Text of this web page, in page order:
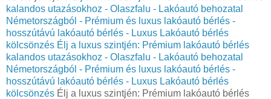
kalandos utazásokhoz - Olaszfalu - Lakóautó behozatal
Németországból - Prémium és luxus lakóautó bérlés -
hosszútávú lakóautó bérlés - Luxus Lakóautó bérlés
kölcsönzés Élj a luxus szintjén: Prémium lakóautó bérlés
kalandos utazásokhoz - Olaszfalu - Lakóautó behozatal
Németországból - Prémium és luxus lakóautó bérlés -
hosszútávú lakóautó bérlés - Luxus Lakóautó bérlés
kölcsönzés Élj a luxus szintjén: Prémium lakóautó bérlés